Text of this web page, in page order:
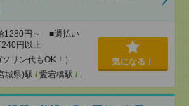
1280円～ ■週払い
円以上
リン代もOK！）
城県)駅 / 愛宕橋駅 / …
気になる！